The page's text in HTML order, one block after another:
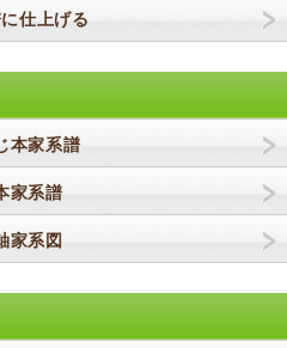
仕上げる
本家系譜
家系譜
家系図